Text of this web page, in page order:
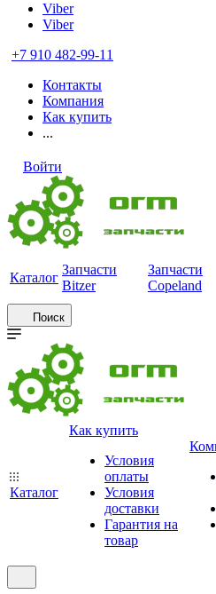
Viber
Viber
+7 910 482-99-11
Контакты
Компания
Как купить
...
Войти
Каталог
Запчасти
Bitzer
Запчасти
Copeland
Поиск
Каталог
Как купить
Условия
оплаты
Условия
доставки
Гарантия на
товар